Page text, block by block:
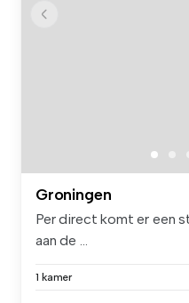
Groningen
Per direct komt er een
aan de ...
1 kamer